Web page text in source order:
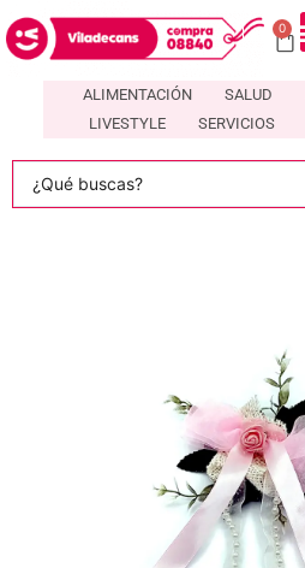
0
ALIMENTACIÓN SALUD
LIVESTYLE
SERVICIOS